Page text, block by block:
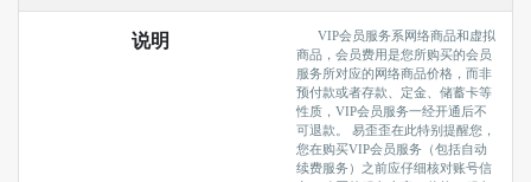
说明
VIP会员服务系网络商品和虚拟
商品，会员费用是您所购买的会员
服务所对应的网络商品价格，而非
预付款或者存款、定金、储蓄卡等
性质，VIP会员服务一经开通后不
可退款。 易歪歪在此特别提醒您，
您在购买VIP会员服务（包括自动
续费服务）之前应仔细核对账号信